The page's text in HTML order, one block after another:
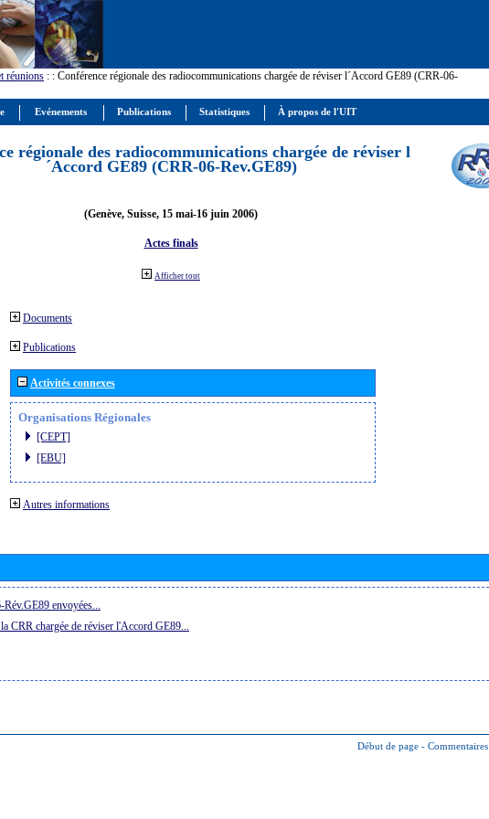
réunions : : Conférence régionale des radiocommunications chargée de réviser l´Accord GE89 (CRR-06-
régionale des radiocommunications chargée de réviser l
´Accord GE89 (CRR-06-Rev.GE89)
(Genève, Suisse, 15 mai-16 juin 2006)
Actes finals
Afficher tout
Documents
Publications
Activités connexes
Organisations Régionales
[CEPT]
[EBU]
Autres informations
envoyées...
CRR chargée de réviser l'Accord GE89...
Début de page - Commentaires
Evénements Publications Statistiques À propos de l'UIT